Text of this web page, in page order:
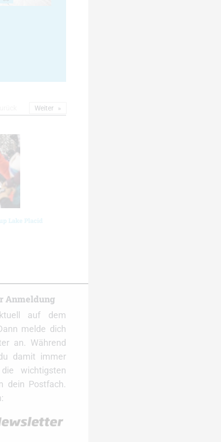
Lake Placid
Weiter
Anmeldung
auf dem
melde dich
an. Während
damit immer
wichtigsten
dein Postfach.